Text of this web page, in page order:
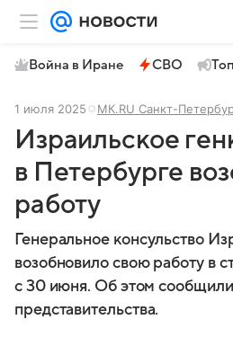
Война в Иране СВО
1 июля 2025 МК.RU Санкт-
Израильское
в Петербурге
работу
Генеральное консульство
возобновило свою работу в
с 30 июня. Об этом
представительства.